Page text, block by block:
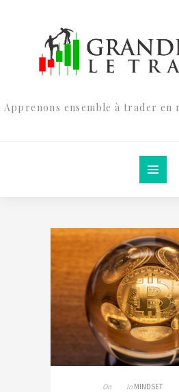
Apprenons ensemble à trader en
On In MINDSET